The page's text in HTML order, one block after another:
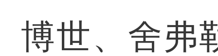
博世、舍弗